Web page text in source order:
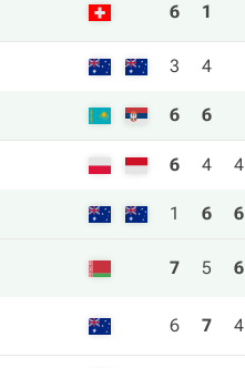
6 1
3 4
6 6
6 4 4
1 6 6
7 5 6
6 7 4